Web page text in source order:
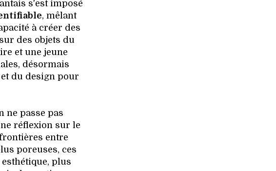
s'est imposé
, mêlant
à créer des
des objets du
et une jeune
désormais
du design pour
ne passe pas
réflexion sur le
entre
poreuses, ces
plus